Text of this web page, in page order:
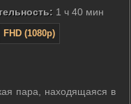
1 ч 40 мин
FHD (1080p)
пара, находящаяся в